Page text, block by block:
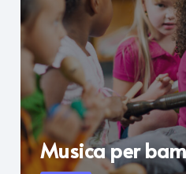
Musica per